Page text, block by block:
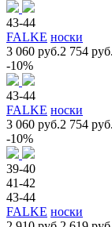
43-44
FALKE носки
3 060 руб.2 754 руб.
-10%
43-44
FALKE носки
3 060 руб.2 754 руб.
-10%
39-40
41-42
43-44
FALKE носки